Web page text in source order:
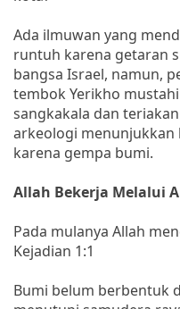
Ada ilmuwan yang
runtuh karena getaran
bangsa Israel, namun,
tembok Yerikho
sangkakala dan
arkeologi
karena gempa bumi.
Allah Bekerja Melalui
Pada mulanya Allah
Kejadian 1:1
Bumi belum berbentuk